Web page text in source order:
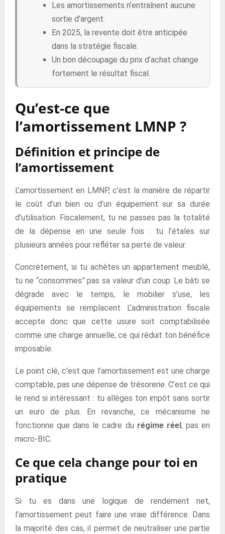
Les amortissements n’entraînent aucune
sortie d’argent.
En 2025, la revente doit être anticipée
dans la stratégie fiscale.
Un bon découpage du prix d’achat change
fortement le résultat fiscal.
Qu’est-ce que
l’amortissement LMNP ?
Définition et principe de
l’amortissement
L’amortissement en LMNP, c’est la manière de répartir
le coût d’un bien ou d’un équipement sur sa durée
d’utilisation. Fiscalement, tu ne passes pas la totalité
de la dépense en une seule fois : tu l’étales sur
plusieurs années pour refléter sa perte de valeur.
Concrètement, si tu achètes un appartement meublé,
tu ne “consommes” pas sa valeur d’un coup. Le bâti se
dégrade avec le temps, le mobilier s’use, les
équipements se remplacent. L’administration fiscale
accepte donc que cette usure soit comptabilisée
comme une charge annuelle, ce qui réduit ton bénéfice
imposable.
Le point clé, c’est que l’amortissement est une charge
comptable, pas une dépense de trésorerie. C’est ce qui
le rend si intéressant : tu allèges ton impôt sans sortir
un euro de plus. En revanche, ce mécanisme ne
fonctionne que dans le cadre du régime réel, pas en
micro-BIC.
Ce que cela change pour toi en
pratique
Si tu es dans une logique de rendement net,
l’amortissement peut faire une vraie différence. Dans
la majorité des cas, il permet de neutraliser une partie